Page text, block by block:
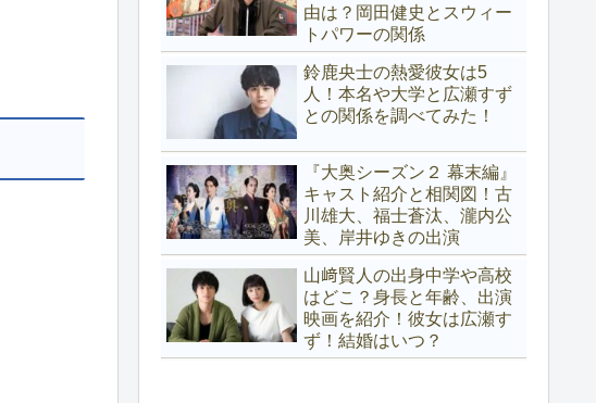
由は？岡田健史とスウィー
トパワーの関係
鈴鹿央士の熱愛彼女は5
人！本名や大学と広瀬すず
との関係を調べてみた！
『大奥シーズン２ 幕末編』
キャスト紹介と相関図！古
川雄大、福士蒼汰、瀧内公
美、岸井ゆきの出演
山﨑賢人の出身中学や高校
はどこ？身長と年齢、出演
映画を紹介！彼女は広瀬す
ず！結婚はいつ？